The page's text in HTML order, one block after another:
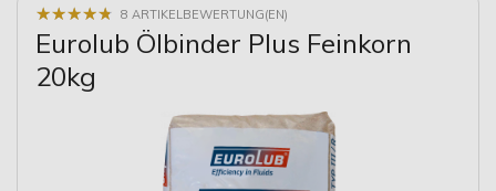
★★★★★
★★★★★ 8 ARTIKELBEWERTUNG(EN)
Eurolub Ölbinder Plus Feinkorn
20kg